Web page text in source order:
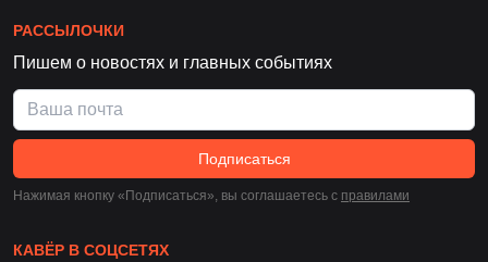
РАССЫЛОЧКИ
Пишем о новостях и главных событиях
Подписаться
Нажимая кнопку «Подписаться», вы соглашаетесь c правилами
КАВЁР В СОЦСЕТЯХ